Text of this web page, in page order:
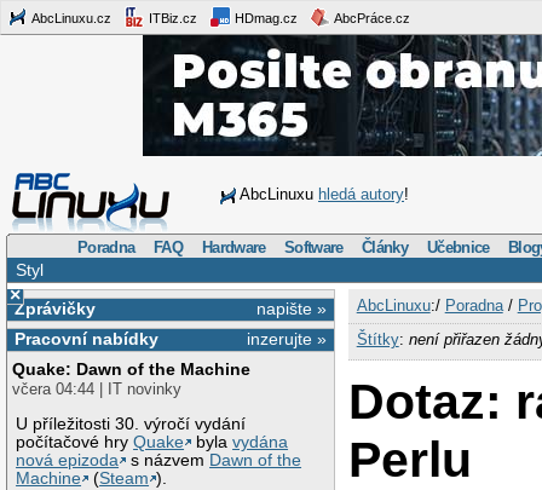
AbcLinuxu.cz ITBiz.cz HDmag.cz AbcPráce.cz
AbcLinuxu hledá autory!
Poradna FAQ Hardware Software Články Učebnice
Styl
×
napište »
Zprávičky
inzerujte »
Pracovní nabídky
Quake: Dawn of the Machine
včera 04:44 | IT novinky
U příležitosti 30. výročí vydání
počítačové hryQuake bylavydána
nová epizoda
s názvem Dawn of the
Machine
(Steam ).
AbcLinuxu:/ Poradna/
Štítky: není přiřazen
Dotaz:
Perlu